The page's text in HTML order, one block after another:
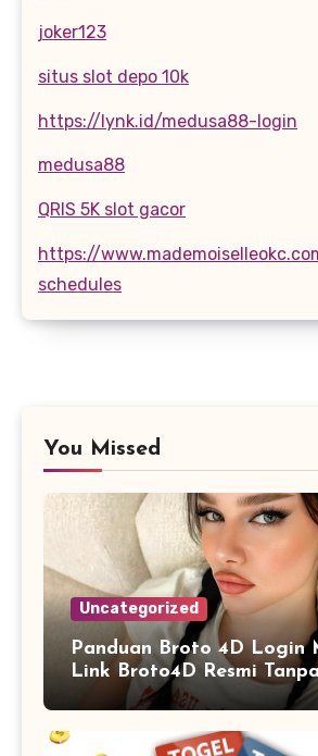
joker123
situs slot depo 10k
https://lynk.id/medusa88-login
medusa88
QRIS 5K slot gacor
https://
schedules
You Missed
Uncategorized
Panduan Broto 4D Login
Link Broto4D Resmi